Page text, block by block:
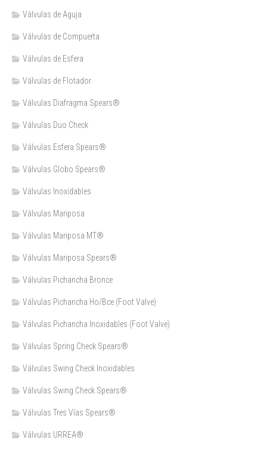
Válvulas de Aguja
Válvulas de Compuerta
Válvulas de Esfera
Válvulas de Flotador
Válvulas Diafragma Spears®️
Válvulas Duo Check
Válvulas Esfera Spears®
Válvulas Globo Spears®
Válvulas Inoxidables
Válvulas Mariposa
Válvulas Mariposa MT®
Válvulas Mariposa Spears®
Válvulas Pichancha Bronce
Válvulas Pichancha Ho/Bce (Foot Valve)
Válvulas Pichancha Inoxidables (Foot Valve)
Válvulas Spring Check Spears®
Válvulas Swing Check Inoxidables
Válvulas Swing Check Spears®
Válvulas Tres Vías Spears®
Válvulas URREA®